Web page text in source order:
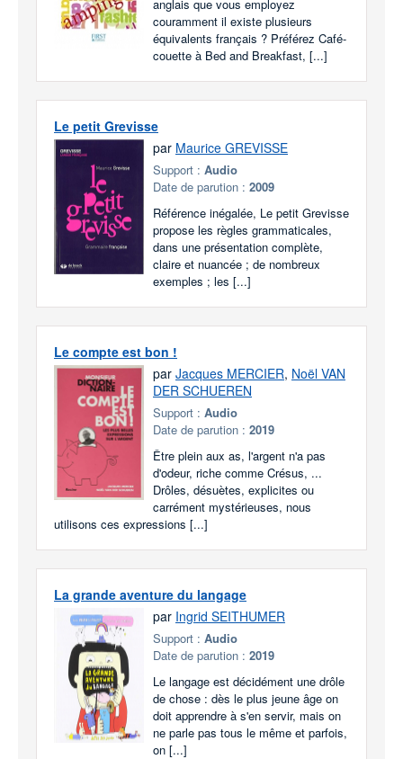
anglais que vous employez
couramment il existe plusieurs
équivalents français ? Préférez Café-
couette à Bed and Breakfast, [...]
Le petit Grevisse
par Maurice GREVISSE
Support : Audio
Date de parution : 2009
Référence inégalée, Le petit Grevisse
propose les règles grammaticales,
dans une présentation complète,
claire et nuancée ; de nombreux
exemples ; les [...]
Le compte est bon !
par Jacques MERCIER, Noël VAN
DER SCHUEREN
Support : Audio
Date de parution : 2019
Être plein aux as, l'argent n'a pas
d'odeur, riche comme Crésus, ...
Drôles, désuètes, explicites ou
carrément mystérieuses, nous
utilisons ces expressions [...]
La grande aventure du langage
par Ingrid SEITHUMER
Support : Audio
Date de parution : 2019
Le langage est décidément une drôle
de chose : dès le plus jeune âge on
doit apprendre à s'en servir, mais on
ne parle pas tous le même et parfois,
on [...]